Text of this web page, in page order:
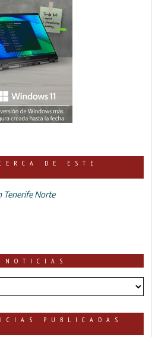
DE ESTE
Tenerife Norte
NOTICIAS
PUBLICADAS